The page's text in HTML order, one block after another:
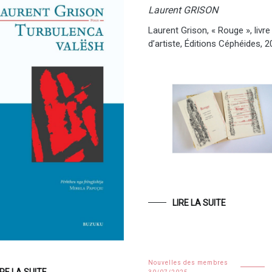
Laurent GRISON
Laurent Grison, « Rouge », livre
d’artiste, Éditions Céphéides,
LIRE LA SUITE
Nouvelles des membres